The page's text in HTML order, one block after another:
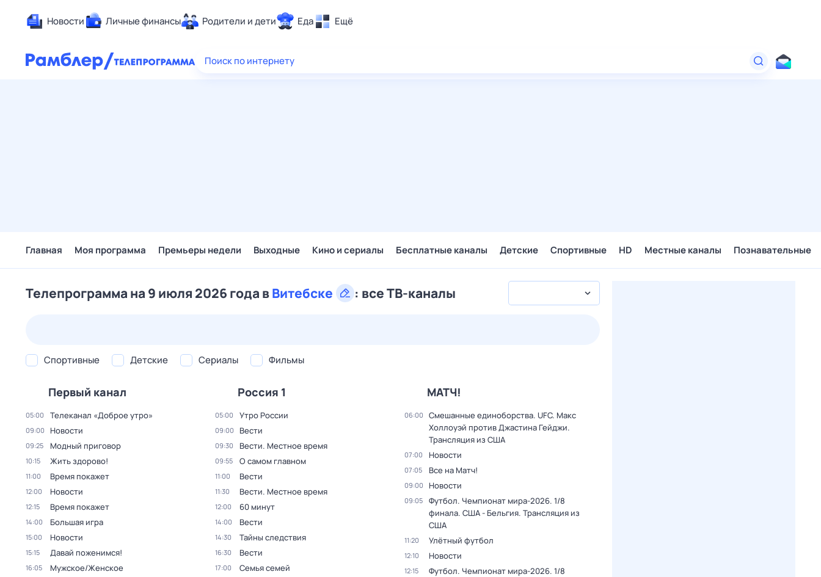
Новости Личные финансы Родители и дети Еда Ещё
Здоровье
Поиск по интернету
Главная Моя программа Премьеры недели Выходные Кино и сериалы Бесплатные каналы Детские Спортивные HD Местные каналы Познавательные
Телепрограмма на 9 июля 2026 года вВитебске : все ТВ-каналы
Спортивные Детские Сериалы Фильмы
Первый канал
05:00 Телеканал «Доброе утро»
09:00 Новости
09:25 Модный приговор
10:15 Жить здорово!
11:00 Время покажет
12:00 Новости
12:15 Время покажет
14:00 Большая игра
15:00 Новости
15:15 Давай поженимся!
16:05 Мужское/Женское
Россия 1
05:00 Утро России
09:00 Вести
09:30 Вести. Местное время
09:55 О самом главном
11:00 Вести
11:30 Вести. Местное время
12:00 60 минут
14:00 Вести
14:30 Тайны следствия
16:30 Вести
17:00 Семья семей
МАТЧ!
06:00
Смешанные единоборства. UFC. Макс
Холлоуэй против Джастина Гейджи.
Трансляция из США
07:00 Новости
07:05 Все на Матч!
09:00 Новости
09:05
Футбол. Чемпионат мира-2026. 1/8
финала. США - Бельгия. Трансляция из
США
11:20 Улётный футбол
12:10 Новости
12:15
Футбол. Чемпионат мира-2026. 1/8